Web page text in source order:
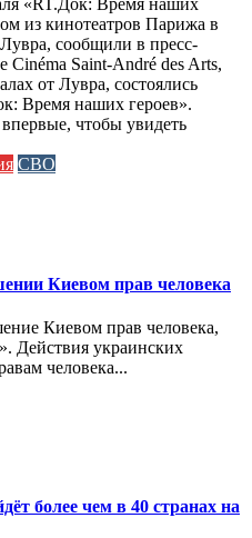
«RT.Док: Время наших
из кинотеатров Парижа в
сообщили в пресс-
Cinéma Saint-André des Arts,
от Лувра, состоялись
Время наших героев».
чтобы увидеть
СВО
Киевом прав человека
Киевом прав человека,
Действия украинских
человека...
более чем в 40 странах на